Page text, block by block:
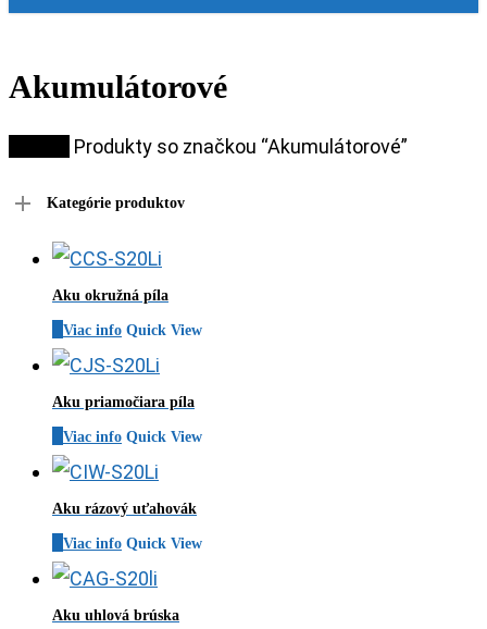
Akumulátorové
Produkty so značkou “Akumulátorové”
Kategórie produktov
Aku okružná píla
Viac info Quick View
Aku priamočiara píla
Viac info Quick View
Aku rázový uťahovák
Viac info Quick View
Aku uhlová brúska